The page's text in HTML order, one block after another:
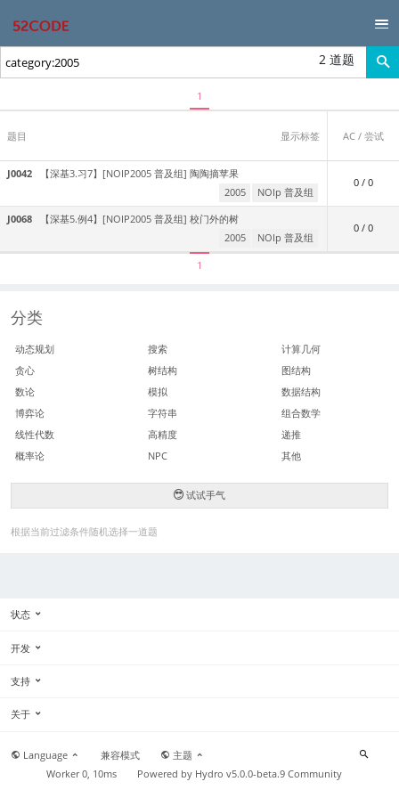
2 道题
1
题目 显示标签 AC / 尝试
J0042 【深基3.习7】[NOIP2005 普及组] 陶陶摘苹果
2005
NOIp 普及组
0 / 0
J0068 【深基5.例4】[NOIP2005 普及组] 校门外的树
2005
NOIp 普及组
0 / 0
1
分类
动态规划 搜索
计算几何
贪心
树结构
图结构
数论
模拟
数据结构
博弈论
字符串
组合数学
线性代数
高精度
递推
概率论
NPC 其他
试试手气
根据当前过滤条件随机选择一道题
状态
开发
支持
关于
Language 兼容模式
主题
Worker 0, 10ms
Powered by Hydro v5.0.0-beta.9 Community